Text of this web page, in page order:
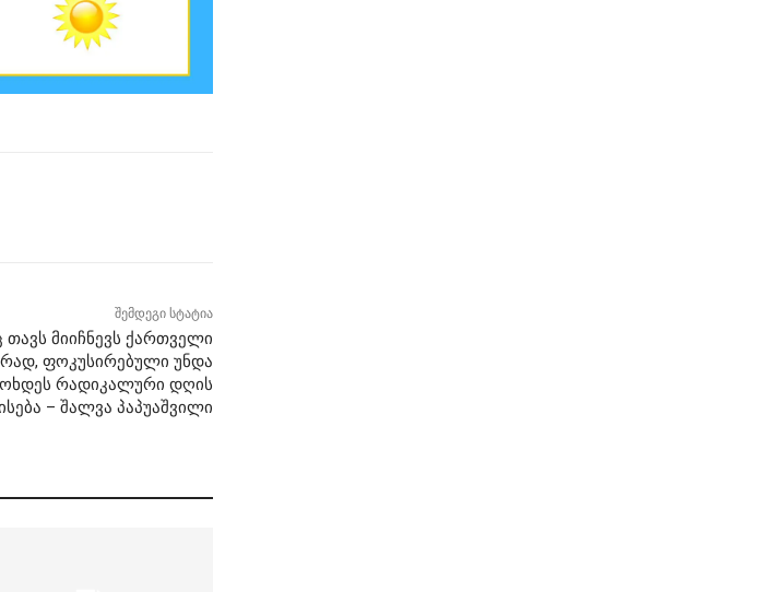
შემდეგი სტატია
თავს მიიჩნევს ქართველი
ფოკუსირებული უნდა
რადიკალური დღის
– შალვა პაპუაშვილი